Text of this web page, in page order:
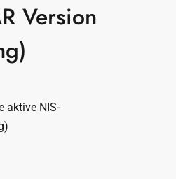
Version
aktive NIS-